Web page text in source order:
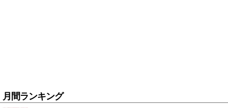
月間ランキング